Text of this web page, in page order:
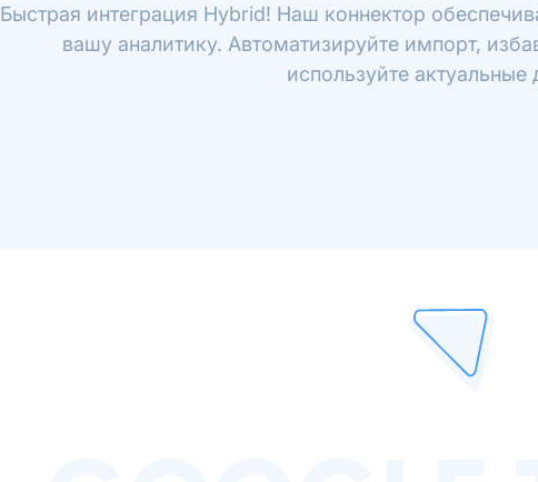
Быстрая интеграция Hybrid! Наш коннектор
вашу аналитику. Автоматизируйте импорт,
используйте актуальные